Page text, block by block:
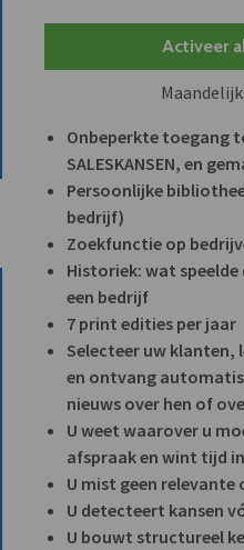
Activeer
Onbeperkte toegang
SALESKANSEN, en
Persoonlijke
bedrijf)
Zoekfunctie op
Historiek: wat
een bedrijf
7 print edities per jaar
Selecteer uw klanten,
en ontvang
nieuws over hen of
U weet waarover u
afspraak en wint tijd
U mist geen
U detecteert kansen
U bouwt structureel